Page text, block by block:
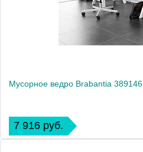
Мусорное ведро Brabantia 389146
7 916 руб.